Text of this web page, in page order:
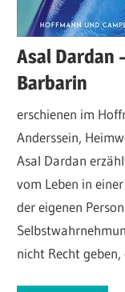
Asal Dardan
Barbarin
erschienen im
Anderssein,
Asal Dardan
vom Leben in
der eigenen
nicht Recht geben,